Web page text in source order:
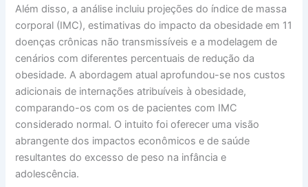
Além disso, a análise incluiu projeções do índice de massa
corporal (IMC), estimativas do impacto da obesidade em 11
doenças crônicas não transmissíveis e a modelagem de
cenários com diferentes percentuais de redução da
obesidade. A abordagem atual aprofundou-se nos custos
adicionais de internações atribuíveis à obesidade,
comparando-os com os de pacientes com IMC
considerado normal. O intuito foi oferecer uma visão
abrangente dos impactos econômicos e de saúde
resultantes do excesso de peso na infância e
adolescência.